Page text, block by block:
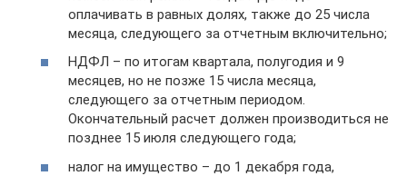
оплачивать в равных долях, также до 25 числа
месяца, следующего за отчетным включительно;
НДФЛ – по итогам квартала, полугодия и 9
месяцев, но не позже 15 числа месяца,
следующего за отчетным периодом.
Окончательный расчет должен производиться не
позднее 15 июля следующего года;
налог на имущество – до 1 декабря года,